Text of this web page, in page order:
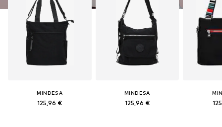
MINDESA
125,96 €
MINDESA
125,96 €